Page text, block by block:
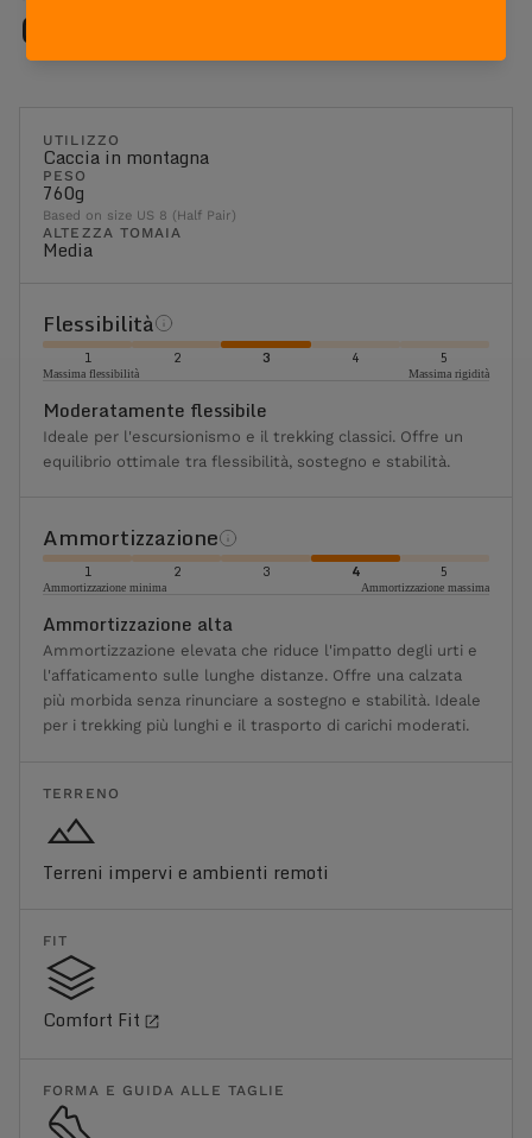
Caratteristiche
UTILIZZO
Caccia in montagna
PESO
760g
Based on size US 8 (Half Pair)
ALTEZZA TOMAIA
Media
Flessibilità
1 2 3 4 5
Massima flessibilità Massima rigidità
Moderatamente flessibile
Ideale per l'escursionismo e il trekking classici. Offre un
equilibrio ottimale tra flessibilità, sostegno e stabilità.
Ammortizzazione
1 2 3 4 5
Ammortizzazione minima Ammortizzazione massima
Ammortizzazione alta
Ammortizzazione elevata che riduce l'impatto degli urti e
l'affaticamento sulle lunghe distanze. Offre una calzata
più morbida senza rinunciare a sostegno e stabilità. Ideale
per i trekking più lunghi e il trasporto di carichi moderati.
TERRENO
Terreni impervi e ambienti remoti
FIT
Comfort Fit
FORMA E GUIDA ALLE TAGLIE